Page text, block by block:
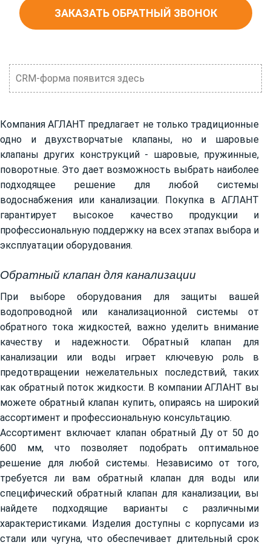
CRM-форма появится здесь
ЗАКАЗАТЬ ОБРАТНЫЙ ЗВОНОК
Компания АГЛАНТ предлагает не только традиционные
одно и двухстворчатые клапаны, но и шаровые
клапаны других конструкций - шаровые, пружинные,
поворотные. Это дает возможность выбрать наиболее
подходящее решение для любой системы
водоснабжения или канализации. Покупка в АГЛАНТ
гарантирует высокое качество продукции и
профессиональную поддержку на всех этапах выбора и
эксплуатации оборудования.
Обратный клапан для канализации
При выборе оборудования для защиты вашей
водопроводной или канализационной системы от
обратного тока жидкостей, важно уделить внимание
качеству и надежности. Обратный клапан для
канализации или воды играет ключевую роль в
предотвращении нежелательных последствий, таких
как обратный поток жидкости. В компании АГЛАНТ вы
можете обратный клапан купить, опираясь на широкий
ассортимент и профессиональную консультацию.
Ассортимент включает клапан обратный Ду от 50 до
600 мм, что позволяет подобрать оптимальное
решение для любой системы. Независимо от того,
требуется ли вам обратный клапан для воды или
специфический обратный клапан для канализации, вы
найдете подходящие варианты с различными
характеристиками. Изделия доступны с корпусами из
стали или чугуна, что обеспечивает длительный срок